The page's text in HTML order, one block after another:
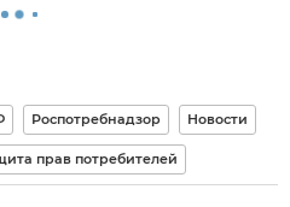
Роспотребнадзор Новости
прав потребителей